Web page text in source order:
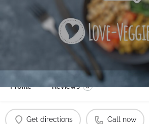
Profile Reviews 0
Get directions Call now